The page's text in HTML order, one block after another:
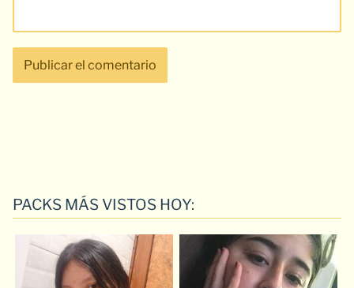
PACKS MÁS VISTOS HOY: